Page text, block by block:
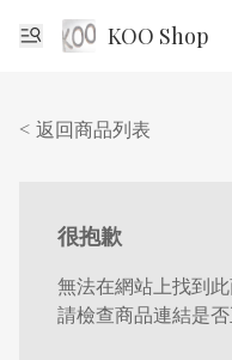
KOO Shop
< 返回商品列表
很抱歉
無法在網站上找到
請檢查商品連結是否